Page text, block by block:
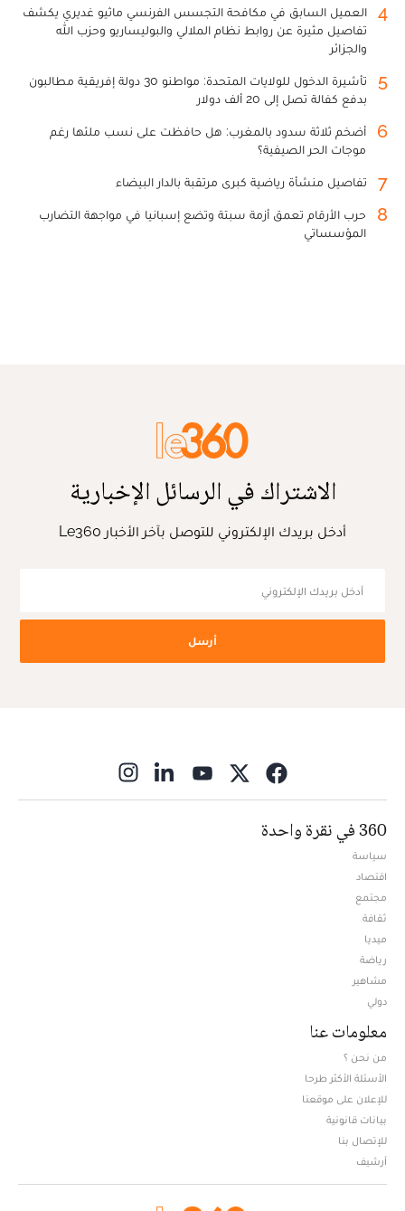
4
العميل السابق في مكافحة التجسس الفرنسي ماثيو غديري يكشف
تفاصيل مثيرة عن روابط نظام الملالي والبوليساريو وحزب الله
والجزائر
5
تأشيرة الدخول للولايات المتحدة: مواطنو 30 دولة إفريقية مطالبون
بدفع كفالة تصل إلى 20 ألف دولار
6
أضخم ثلاثة سدود بالمغرب: هل حافظت على نسب ملئها رغم
موجات الحر الصيفية؟
7 تفاصيل منشأة رياضية كبرى مرتقبة بالدار البيضاء
8
حرب الأرقام تعمق أزمة سبتة وتضع إسبانيا في مواجهة التضارب
المؤسساتي
الاشتراك في الرسائل الإخبارية
أدخل بريدك الإلكتروني للتوصل بآخر الأخبار Le360
أرسل
360 في نقرة واحدة
سياسة
اقتصاد
مجتمع
ثقافة
ميديا
رياضة
مشاهير
دولي
معلومات عنا
من نحن ؟
الأسئلة الأكثر طرحا
للإعلان على موقعنا
بيانات قانونية
للإتصال بنا
أرشيف